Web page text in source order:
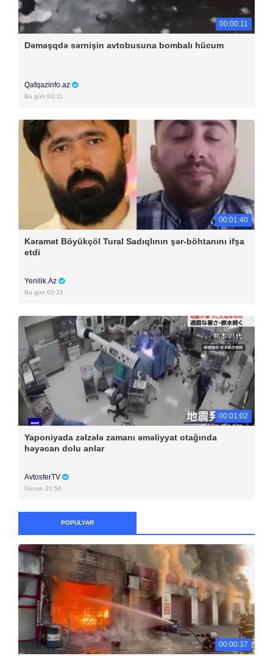
00:00:11
Dəməşqdə sərnişin avtobusuna bombalı hücum
Qafqazinfo.az
Bu gün 03:11
00:01:40
Kəramət Böyükçöl Tural Sadıqlının şər-böhtanını ifşa
etdi
Yenilik.Az
Bu gün 02:22
00:01:02
Yaponiyada zəlzələ zamanı əməliyyat otağında
həyəcan dolu anlar
AvtosferTV
Dünən 21:56
POPULYAR
00:00:37